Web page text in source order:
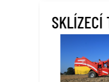
SKLÍZECÍ